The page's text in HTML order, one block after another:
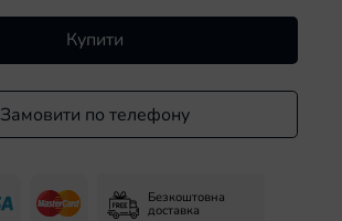
Купити
Замовити по телефону
Безкоштовна
доставка